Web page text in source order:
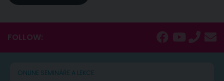
FOLLOW:
ONLINE SEMINÁŘE A LEKCE